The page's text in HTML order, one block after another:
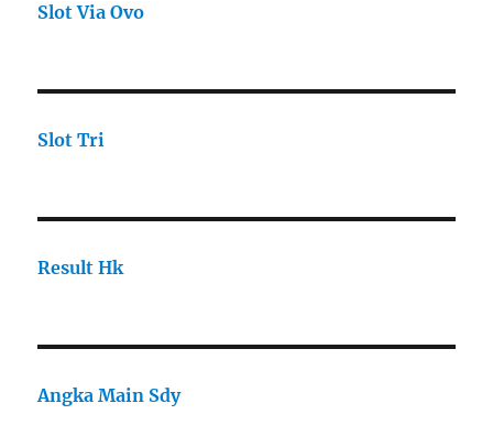
Slot Via Ovo
Slot Tri
Result Hk
Angka Main Sdy